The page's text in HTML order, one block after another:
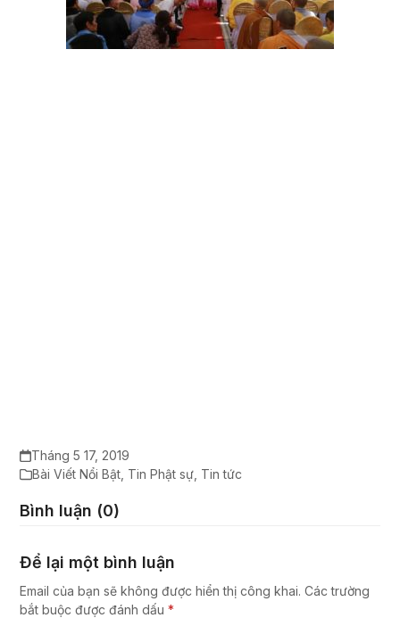
Tháng 5 17, 2019
Bài Viết Nổi Bật Tin Phật sự Tin tức
Bình luận (0)
Để lại một bình luận
Email của bạn sẽ không được hiển thị công khai. Các trường
bắt buộc được đánh dấu*